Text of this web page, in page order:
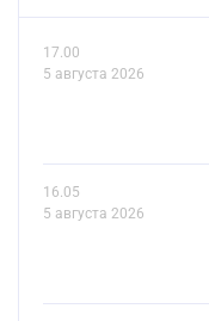
17.00
5 августа 2026
16.05
5 августа 2026